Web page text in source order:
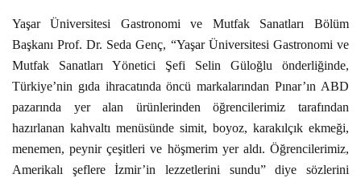
Yaşar Üniversitesi Gastronomi ve Mutfak Sanatları Bölüm
Başkanı Prof. Dr. Seda Genç, “Yaşar Üniversitesi Gastronomi ve
Mutfak Sanatları Yönetici Şefi Selin Güloğlu önderliğinde,
Türkiye’nin gıda ihracatında öncü markalarından Pınar’ın ABD
pazarında yer alan ürünlerinden öğrencilerimiz tarafından
hazırlanan kahvaltı menüsünde simit, boyoz, karakılçık ekmeği,
menemen, peynir çeşitleri ve höşmerim yer aldı. Öğrencilerimiz,
Amerikalı şeflere İzmir’in lezzetlerini sundu” diye sözlerini